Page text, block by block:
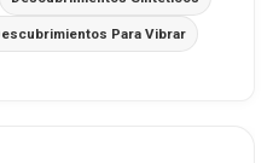
Para Vibrar